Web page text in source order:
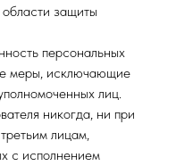
защиты
персональных
меры, исключающие
лиц.
никогда, ни при
лицам,
с исполнением